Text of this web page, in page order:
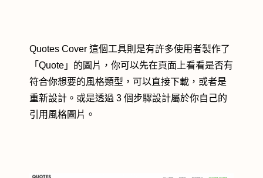
Quotes Cover 這個工具則是有許多使用者製作了
「Quote」的圖片，你可以先在頁面上看看是否有
符合你想要的風格類型，可以直接下載，或者是
重新設計。或是透過 3 個步驟設計屬於你自己的
引用風格圖片。